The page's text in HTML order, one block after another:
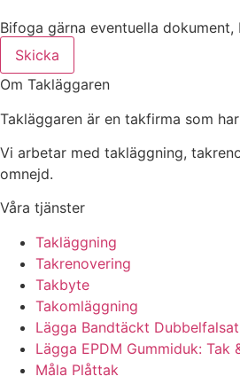
Bifoga gärna eventuella
Skicka
Om Takläggaren
Takläggaren är en takfirma som
Vi arbetar med takläggning,
omnejd.
Våra tjänster
Takläggning
Takrenovering
Takbyte
Takomläggning
Lägga Bandtäckt
Lägga EPDM Gummiduk: Tak
Måla Plåttak